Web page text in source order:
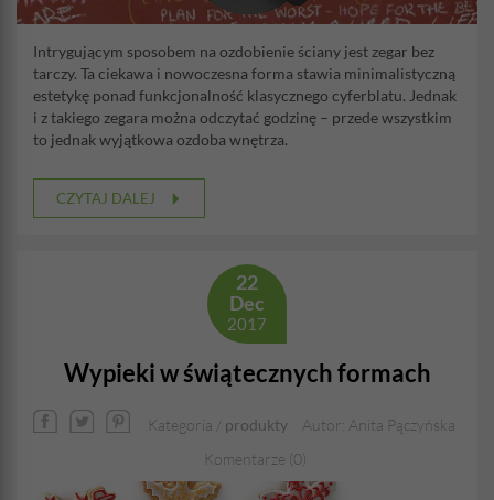
Intrygującym sposobem na ozdobienie ściany jest zegar bez
tarczy. Ta ciekawa i nowoczesna forma stawia minimalistyczną
estetykę ponad funkcjonalność klasycznego cyferblatu. Jednak
i z takiego zegara można odczytać godzinę – przede wszystkim
to jednak wyjątkowa ozdoba wnętrza.
CZYTAJ DALEJ
22
Dec
2017
Wypieki w świątecznych formach
Kategoria / produkty
Autor: Anita Pączyńska
Komentarze (0)